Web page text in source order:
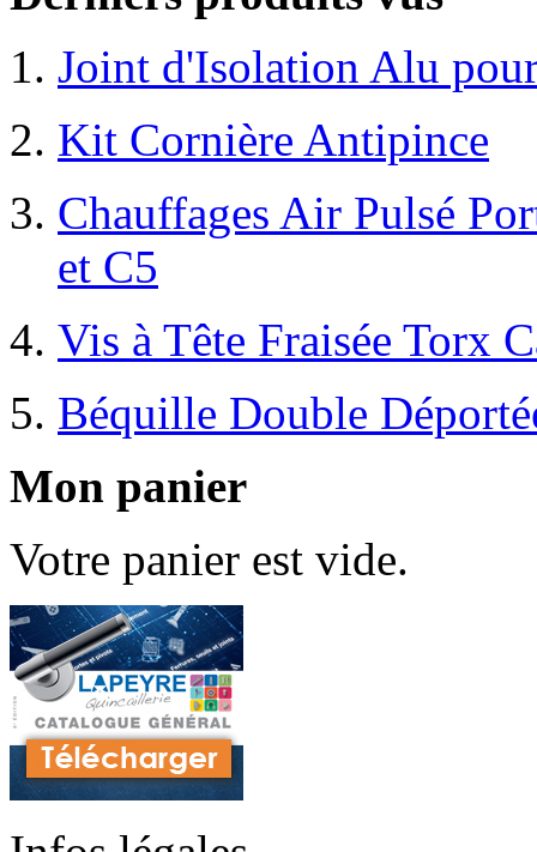
Joint d'Isolation Alu
Kit Cornière Antipince
Chauffages Air Pulsé
et C5
Vis à Tête Fraisée Torx
Béquille Double
Mon panier
Votre panier est vide.